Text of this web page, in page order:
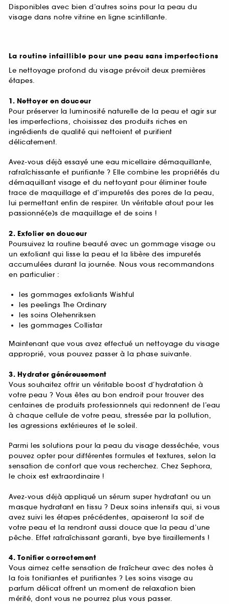
Disponibles avec bien d’autres soins pour la peau du
visage dans notre vitrine en ligne scintillante.
La routine infaillible pour une peau sans imperfections
Le nettoyage profond du visage prévoit deux premières
étapes.
1. Nettoyer en douceur
Pour préserver la luminosité naturelle de la peau et agir sur
les imperfections, choisissez des produits riches en
ingrédients de qualité qui nettoient et purifient
délicatement.
Avez-vous déjà essayé une eau micellaire démaquillante,
rafraîchissante et purifiante ? Elle combine les propriétés du
démaquillant visage et du nettoyant pour éliminer toute
trace de maquillage et d’impuretés des pores de la peau,
lui permettant enfin de respirer. Un véritable atout pour les
passionné(e)s de maquillage et de soins !
2. Exfolier en douceur
Poursuivez la routine beauté avec un gommage visage ou
un exfoliant qui lisse la peau et la libère des impuretés
accumulées durant la journée. Nous vous recommandons
en particulier :
les gommages exfoliants Wishful
les peelings The Ordinary
les soins Olehenriksen
les gommages Collistar
Maintenant que vous avez effectué un nettoyage du visage
approprié, vous pouvez passer à la phase suivante.
3. Hydrater généreusement
Vous souhaitez offrir un véritable boost d’hydratation à
votre peau ? Vous êtes au bon endroit pour trouver des
centaines de produits professionnels qui redonnent de l’eau
à chaque cellule de votre peau, stressée par la pollution,
les agressions extérieures et le soleil.
Parmi les solutions pour la peau du visage desséchée, vous
pouvez opter pour différentes formules et textures, selon la
sensation de confort que vous recherchez. Chez Sephora,
le choix est extraordinaire !
Avez-vous déjà appliqué un sérum super hydratant ou un
masque hydratant en tissu ? Deux soins intensifs qui, si vous
avez suivi les étapes précédentes, apaiseront la soif de
votre peau et la rendront aussi douce que la peau d’une
pêche. Effet rafraîchissant garanti, bye bye tiraillements !
4. Tonifier correctement
Vous aimez cette sensation de fraîcheur avec des notes à
la fois tonifiantes et purifiantes ? Les soins visage au
parfum délicat offrent un moment de relaxation bien
mérité, dont vous ne pourrez plus vous passer.